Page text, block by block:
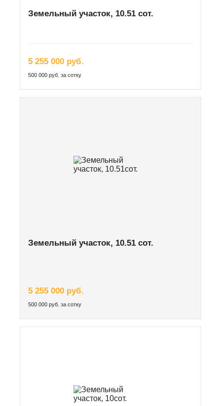
Земельный участок, 10.51 сот.
5 255 000 руб.
500 000 руб. за сотку
Земельный участок, 10.51 сот.
5 255 000 руб.
500 000 руб. за сотку